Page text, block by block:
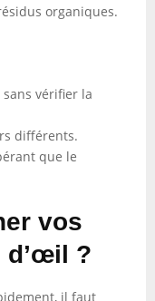
organiques.
vérifier la
différents.
que le
vos
d’œil ?
il faut